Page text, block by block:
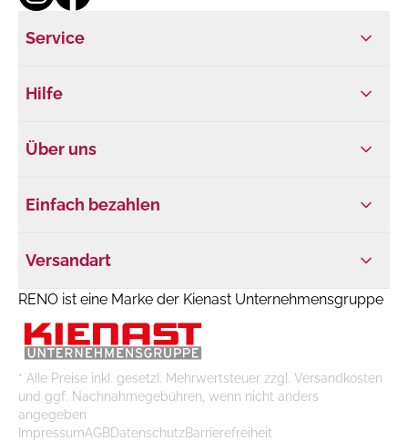
Service
Hilfe
Über uns
Einfach bezahlen
Versandart
RENO ist eine Marke der Kienast Unternehmensgruppe
* Alle Preise inkl. gesetzl. Mehrwertsteuer zzgl. Versandkosten
und ggf. Nachnahmegebühren, wenn nicht anders
angegeben
ImpressumAGBDatenschutzBarrierefreiheit